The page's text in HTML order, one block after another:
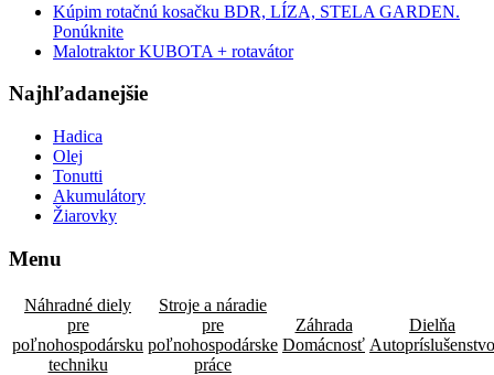
Kúpim rotačnú kosačku BDR, LÍZA, STELA GARDEN.
Ponúknite
Malotraktor KUBOTA + rotavátor
Najhľadanejšie
Hadica
Olej
Tonutti
Akumulátory
Žiarovky
Menu
Náhradné diely
pre
poľnohospodársku
techniku
Stroje a náradie
pre
poľnohospodárske
práce
Záhrada
Domácnosť
Dielňa
Autopríslušenstvo